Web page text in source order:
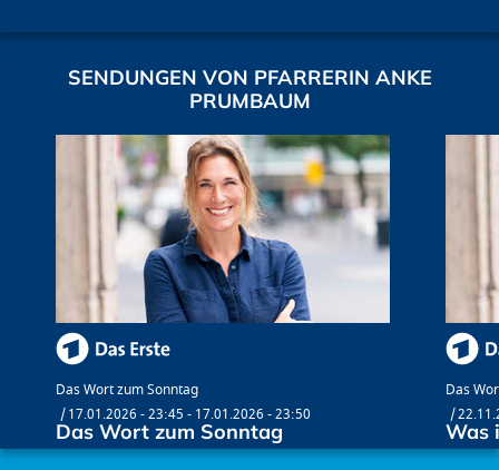
SENDUNGEN VON PFARRERIN ANKE
PRUMBAUM
Das Wort zum Sonntag
17.01.2026 - 23:45 - 17.01.2026 - 23:50
Das Wort zum Sonntag
Das
Was